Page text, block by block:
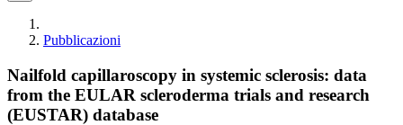
Pubblicazioni
Nailfold capillaroscopy in systemic sclerosis: data
from the EULAR scleroderma trials and research
(EUSTAR) database